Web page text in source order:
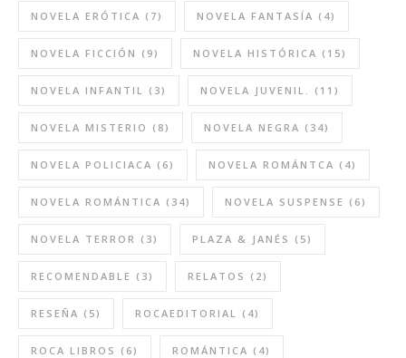
NOVELA ERÓTICA (7) NOVELA FANTASÍA (4)
NOVELA FICCIÓN (9) NOVELA HISTÓRICA (15)
NOVELA INFANTIL (3) NOVELA JUVENIL. (11)
NOVELA MISTERIO (8) NOVELA NEGRA (34)
NOVELA POLICIACA (6) NOVELA ROMÁNTCA (4)
NOVELA ROMÁNTICA (34) NOVELA SUSPENSE (6)
NOVELA TERROR (3) PLAZA & JANÉS (5)
RECOMENDABLE (3) RELATOS (2)
RESEÑA (5) ROCAEDITORIAL (4)
ROCA LIBROS (6) ROMÁNTICA (4)